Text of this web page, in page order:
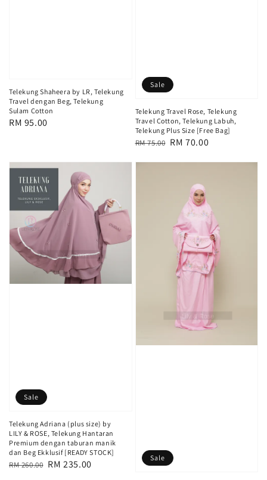
Telekung Shaheera by LR, Telekung
Travel dengan Beg, Telekung
Sulam Cotton
Regular
RM 95.00
Sale
Telekung Travel Rose, Telekung
Travel Cotton, Telekung Labuh,
Telekung Plus Size [Free Bag]
Regular
RM 75.00 Sale
RM 70.00
Sale
Telekung Adriana (plus size) by
LILY & ROSE, Telekung Hantaran
Premium dengan taburan manik
dan Beg Ekklusif [READY STOCK]
Regular
RM 260.00 Sale
RM 235.00
Sale